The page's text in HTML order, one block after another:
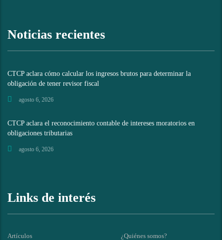
Noticias recientes
CTCP aclara cómo calcular los ingresos brutos para determinar la
obligación de tener revisor fiscal
agosto 6, 2026
CTCP aclara el reconocimiento contable de intereses moratorios en
obligaciones tributarias
agosto 6, 2026
Links de interés
Artículos ¿Quiénes somos?